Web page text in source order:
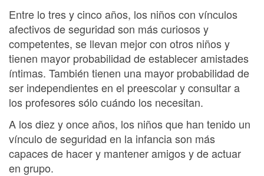
Entre lo tres y cinco años, los niños con vínculos
afectivos de seguridad son más curiosos y
competentes, se llevan mejor con otros niños y
tienen mayor probabilidad de establecer amistades
íntimas. También tienen una mayor probabilidad de
ser independientes en el preescolar y consultar a
los profesores sólo cuándo los necesitan.
A los diez y once años, los niños que han tenido un
vínculo de seguridad en la infancia son más
capaces de hacer y mantener amigos y de actuar
en grupo.